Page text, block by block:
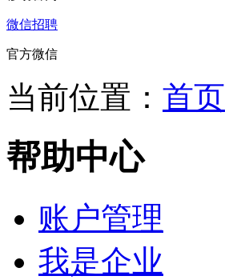
微信招聘
官方微信
当前位置： 首页
帮助中心
账户管理
我是企业